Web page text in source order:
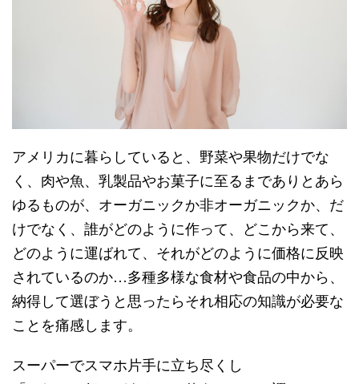
アメリカに暮らしていると、野菜や果物だけでな
く、肉や魚、乳製品やお菓子に至るまでありとあら
ゆるものが、オーガニックか非オーガニックか、だ
けでなく、誰がどのように作って、どこから来て、
どのように運ばれて、それがどのように価格に反映
されているのか…多種多様な食材や食品の中から、
納得して選ぼうと思ったらそれ相応の知識が必要な
ことを痛感します。
スーパーでスマホ片手に立ち尽くし